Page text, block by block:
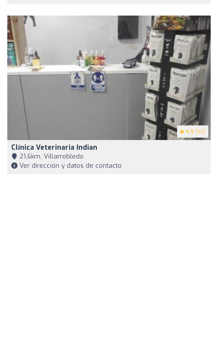
4.9 (66)
Clínica Veterinaria Indian
21,6km, Villarrobledo
Ver dirección y datos de contacto